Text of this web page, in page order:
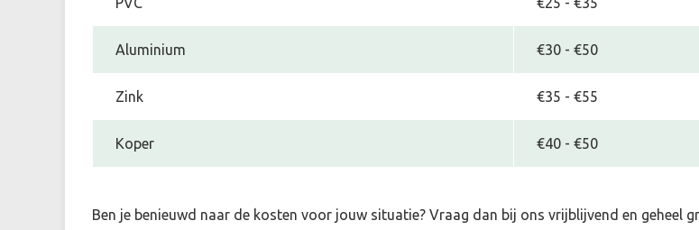
Aluminium €30 - €50
Zink €35 - €55
Koper €40 - €50
Ben je benieuwd naar de kosten voor jouw situatie? Vraag dan bij ons vrijblijvend en geheel